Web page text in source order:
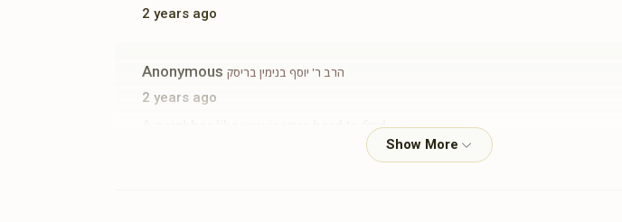
2 years ago
Anonymous הרב ר' יוסף בנימין בריסק
2 years ago
A neighbor like you is very hard to find